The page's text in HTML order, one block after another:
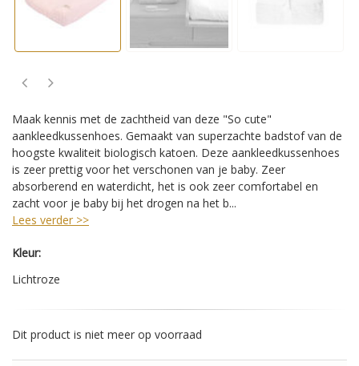
Maak kennis met de zachtheid van deze "So cute"
aankleedkussenhoes. Gemaakt van superzachte badstof van de
hoogste kwaliteit biologisch katoen. Deze aankleedkussenhoes
is zeer prettig voor het verschonen van je baby. Zeer
absorberend en waterdicht, het is ook zeer comfortabel en
zacht voor je baby bij het drogen na het b...
Lees verder >>
Kleur:
Lichtroze
Dit product is niet meer op voorraad